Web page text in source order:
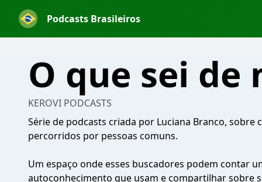
Podcasts Brasileiros
O que sei de
KEROVI PODCASTS
Série de podcasts criada por Luciana Branco,
percorridos por pessoas comuns.
Um espaço onde esses buscadores podem contar
autoconhecimento que usam e compartilhar sobre